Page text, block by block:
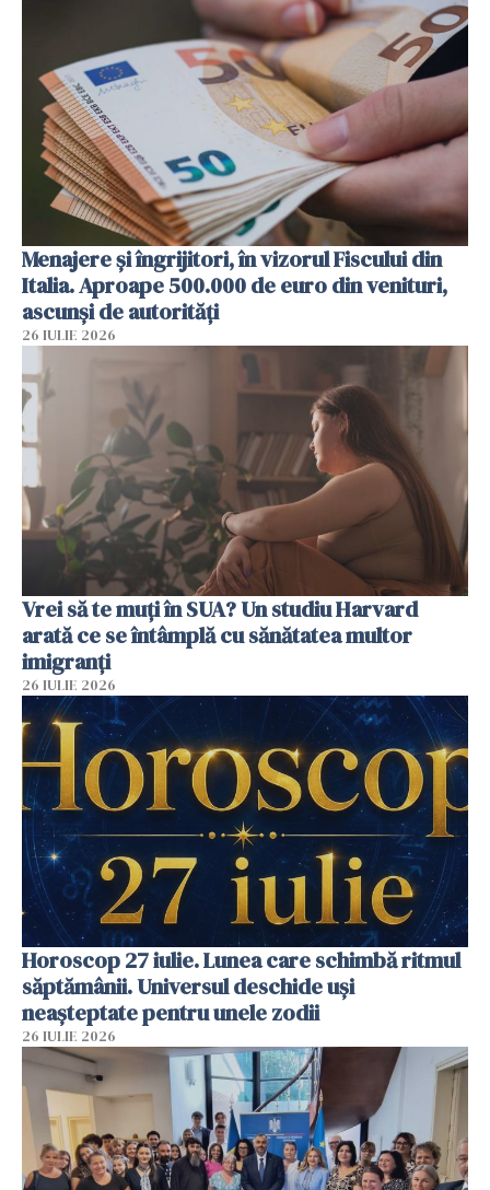
Menajere și îngrijitori, în vizorul Fiscului din
Italia. Aproape 500.000 de euro din venituri,
ascunși de autorități
26 IULIE 2026
Vrei să te muți în SUA? Un studiu Harvard
arată ce se întâmplă cu sănătatea multor
imigranți
26 IULIE 2026
Horoscop 27 iulie. Lunea care schimbă ritmul
săptămânii. Universul deschide uși
neașteptate pentru unele zodii
26 IULIE 2026